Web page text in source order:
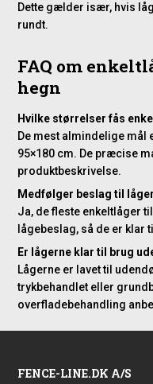
Dette gælder især, hvis
rundt.
FAQ om
hegn
Hvilke størrelser fås
De mest almindelige mål
95×180 cm. De præcise
produktbeskrivelse.
Medfølger beslag til
Ja, de fleste enkeltlåger
lågebeslag, så de er klar
Er lågerne klar til brug
Lågerne er lavet til
trykbehandlet eller
overfladebehandling
FENCE-LINE.DK A/S